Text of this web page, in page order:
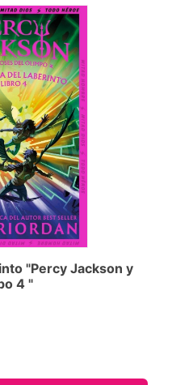
"Percy Jackson y
4 "